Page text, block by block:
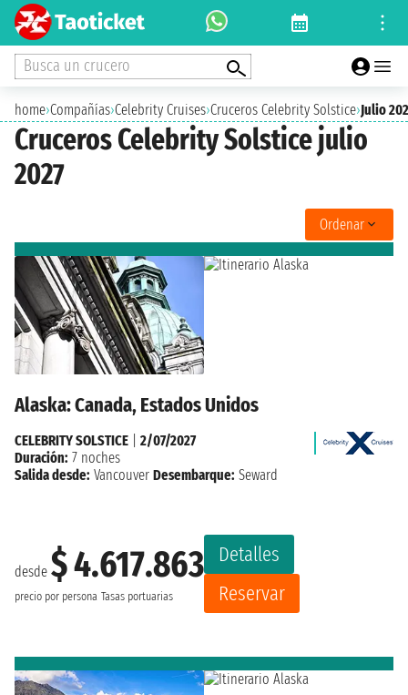
Busca un crucero
home›Compañías›Celebrity Cruises›Cruceros Celebrity Solstice›Julio
Cruceros Celebrity Solstice julio
2027
Ordenar
Alaska: Canada, Estados Unidos
desde $ 4.617.863
precio por persona Tasas portuarias
Detalles
Reservar
CELEBRITY SOLSTICE
2/07/2027
Duración: 7 noches
Salida desde: Vancouver Desembarque: Seward